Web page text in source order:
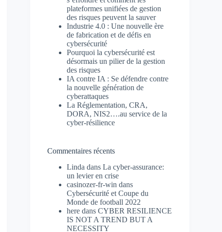
plateformes unifiées de gestion
des risques peuvent la sauver
Industrie 4.0 : Une nouvelle ère
de fabrication et de défis en
cybersécurité
Pourquoi la cybersécurité est
désormais un pilier de la gestion
des risques
IA contre IA : Se défendre contre
la nouvelle génération de
cyberattaques
La Réglementation, CRA,
DORA, NIS2….au service de la
cyber-résilience
Commentaires récents
Linda dansLa cyber-assurance:
un levier en crise
casinozer-fr-win dans
Cybersécurité et Coupe du
Monde de football 2022
here dansCYBER RESILIENCE
IS NOT A TREND BUT A
NECESSITY